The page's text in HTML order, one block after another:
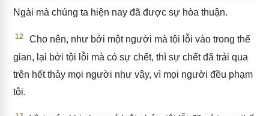
Ngài mà chúng ta hiện nay đã được sự hòa thuận.
12
Cho nên, như bởi một người mà tội lỗi vào trong thế
gian, lại bởi tội lỗi mà có sự chết, thì sự chết đã trải qua
trên hết thảy mọi người như vậy, vì mọi người đều phạm
tội.